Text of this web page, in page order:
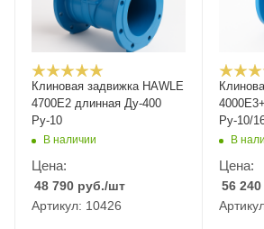
Клиновая задвижка HAWLE
4700E2 длинная Ду-400
Ру-10
В наличии
Цена:
48 790 руб./шт
Артикул: 10426
Ру-10/
В
Цена:
56 240